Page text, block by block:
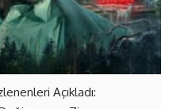
Açıkladı: